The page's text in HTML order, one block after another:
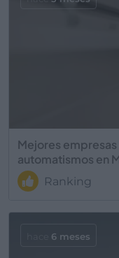
Mejores
automatismos en
Ranking
6 meses